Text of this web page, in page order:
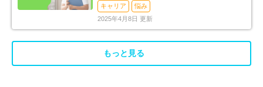
キャリア
悩み
2025年4月8日 更新
もっと見る